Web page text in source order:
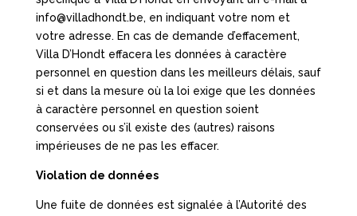
info@villadhondt.be, en indiquant votre nom et
votre adresse. En cas de demande d’effacement,
Villa D’Hondt effacera les données à caractère
personnel en question dans les meilleurs délais, sauf
si et dans la mesure où la loi exige que les données
à caractère personnel en question soient
conservées ou s’il existe des (autres) raisons
impérieuses de ne pas les effacer.
Violation de données
Une fuite de données est signalée à l’Autorité des